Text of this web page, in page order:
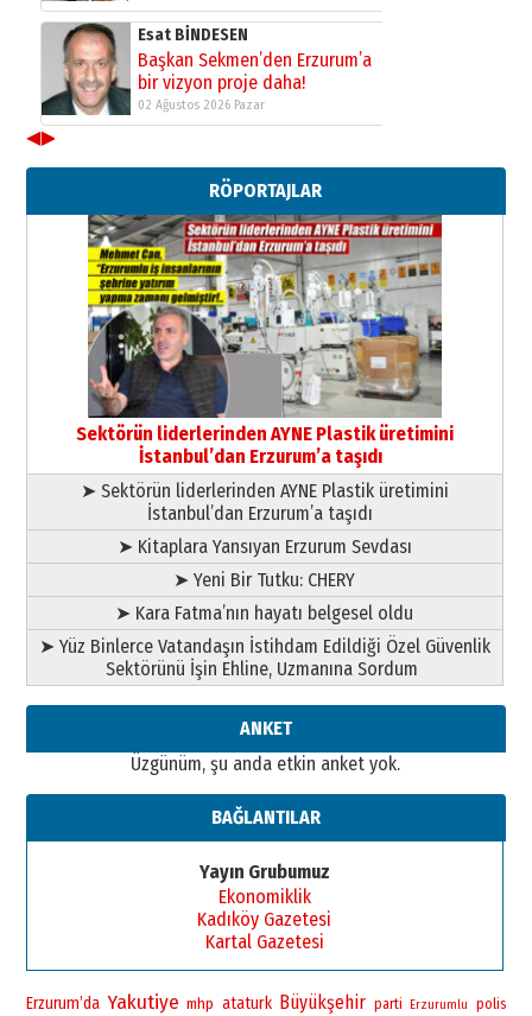
Esat BİNDESEN
Başkan Sekmen’den Erzurum’a
bir vizyon proje daha!
02 Ağustos 2026 Pazar
Kadir SABUNCUOĞLU
Kenan GÜLERCİ
Murat Şahsuvaroğlu ERKON’da
çıtayı yukarı taşırken,
yönetimdekiler aşağı
çekmemeli!
17 Şubat 2026 SalıOrhan BOZKURT
Bir fotoğraf, bir şehir, bir
gazeteci… Dizginler kimin
elinde?
31 Mart 2026 Salı
A. Berhan Yılmaz
BİR BÖLÜM DEĞİL, BİR ÖMÜR
SEÇİYORSUNUZ… “NEDEN
ATATÜRK ÜNİVERSİTESİ?”
28 Temmuz 2026 Salı
Ahmet Gökhan YAZICI
Ahmed Yesevi’den bir Alperen…
”Reisimiz” idi… Hakka yürüdü.!
26 Mart 2026 Perşembe
Ardında bıraktığı hatıralarıyla
13 Mayıs 2026 Çarşamba
Esat BİNDESEN
bir vizyon proje daha!
02 Ağustos 2026 Pazar
◀▶
RÖPORTAJLAR
Sektörün liderlerinden AYNE Plastik üretimini
İstanbul’dan Erzurum’a taşıdı
➤ Sektörün liderlerinden AYNE Plastik üretimini
İstanbul’dan Erzurum’a taşıdı
➤ Kitaplara Yansıyan Erzurum Sevdası
➤ Yeni Bir Tutku: CHERY
➤ Kara Fatma’nın hayatı belgesel oldu
➤ Yüz Binlerce Vatandaşın İstihdam Edildiği Özel Güvenlik
Sektörünü İşin Ehline, Uzmanına Sordum
ANKET
Üzgünüm, şu anda etkin anket yok.
BAĞLANTILAR
Yayın Grubumuz
Ekonomiklik
Kadıköy Gazetesi
Kartal Gazetesi
Erzurum’da Yakutiye mhp ataturk Büyükşehir parti Erzurumlu polis